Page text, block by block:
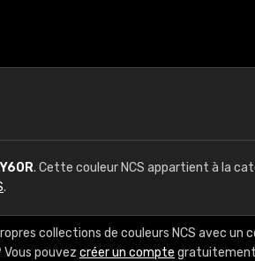
. Cette couleur NCS appartient à la
.
collections de couleurs NCS avec un
pouvez créer un compte